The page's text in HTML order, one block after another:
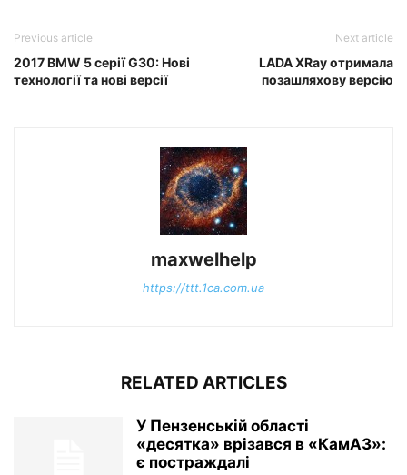
Previous article
2017 BMW 5 серії G30: Нові
технології та нові версії
Next article
LADA XRay отримала
позашляхову версію
maxwelhelp
https://ttt.1ca.com.ua
RELATED ARTICLES
У Пензенській області
«десятка» врізався в «КамАЗ»:
є постраждалі